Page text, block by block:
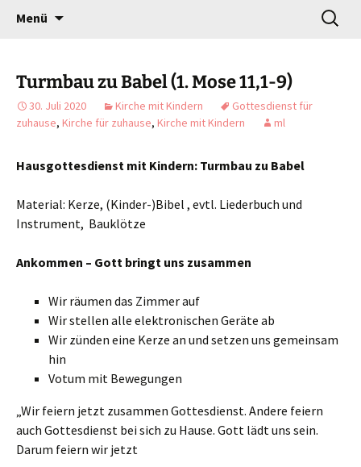
Willkommen!
Gottesdienst verändert
Menü
Suchen
nach:
Turmbau zu Babel (1. Mose 11,1-9)
30. Juli 2020 Kirche mit Kindern
Gottesdienst für
zuhause, Kirche für zuhause, Kirche mit Kindern ml
Hausgottesdienst mit Kindern: Turmbau zu Babel
Material: Kerze, (Kinder-)Bibel , evtl. Liederbuch und
Instrument, Bauklötze
Ankommen – Gott bringt uns zusammen
Wir räumen das Zimmer auf
Wir stellen alle elektronischen Geräte ab
Wir zünden eine Kerze an und setzen uns gemeinsam
hin
Votum mit Bewegungen
„Wir feiern jetzt zusammen Gottesdienst. Andere feiern
auch Gottesdienst bei sich zu Hause. Gott lädt uns sein.
Darum feiern wir jetzt